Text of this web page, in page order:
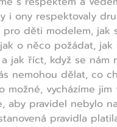
i ony respektovaly
pro děti modelem, jak
o něco požádat, jak
jak říct, když se nám
nemohou dělat, co
možné, vycházíme jim
aby pravidel nebylo
pravidla